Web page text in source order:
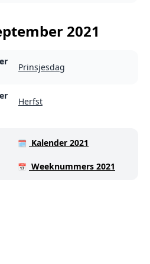
2021
Prinsjesdag
Herfst
🗓️ Kalender 2021
📅 Weeknummers 2021